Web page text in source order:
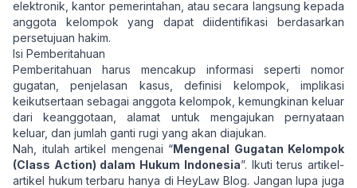
elektronik, kantor pemerintahan, atau secara langsung kepada
anggota kelompok yang dapat diidentifikasi berdasarkan
persetujuan hakim.
Isi Pemberitahuan
Pemberitahuan harus mencakup informasi seperti nomor
gugatan, penjelasan kasus, definisi kelompok, implikasi
keikutsertaan sebagai anggota kelompok, kemungkinan keluar
dari keanggotaan, alamat untuk mengajukan pernyataan
keluar, dan jumlah ganti rugi yang akan diajukan.
Nah, itulah artikel mengenai “Mengenal Gugatan Kelompok
(Class Action) dalam Hukum Indonesia”. Ikuti terus artikel-
artikel hukum terbaru hanya diHeyLaw Blog. Jangan lupa juga